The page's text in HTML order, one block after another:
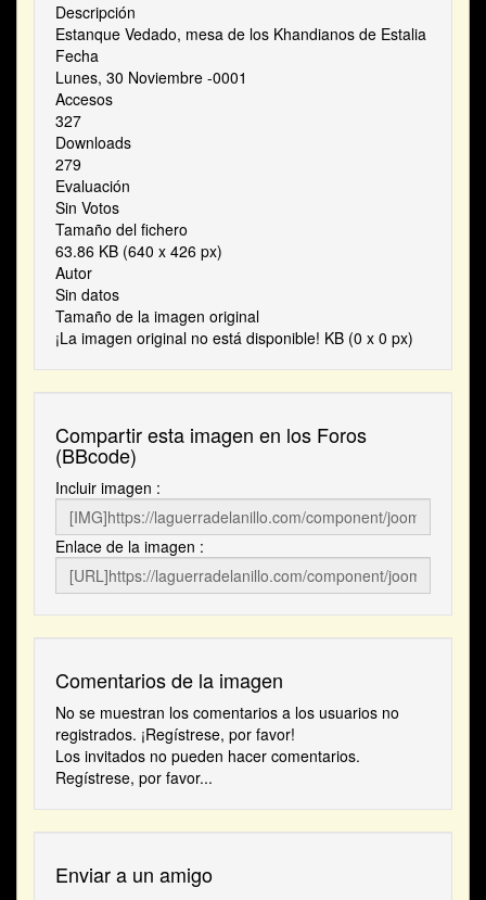
Descripción
Estanque Vedado, mesa de los Khandianos de Estalia
Fecha
Lunes, 30 Noviembre -0001
Accesos
327
Downloads
279
Evaluación
Sin Votos
Tamaño del fichero
63.86 KB (640 x 426 px)
Autor
Sin datos
Tamaño de la imagen original
¡La imagen original no está disponible! KB (0 x 0 px)
Compartir esta imagen en los Foros
(BBcode)
Incluir imagen :
Enlace de la imagen :
Comentarios de la imagen
No se muestran los comentarios a los usuarios no
registrados. ¡Regístrese, por favor!
Los invitados no pueden hacer comentarios.
Regístrese, por favor...
Enviar a un amigo